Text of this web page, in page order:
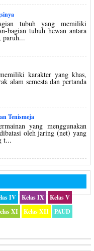
tubuh yang memiliki
bagian tubuh hewan antara
paruh...
karakter yang khas,
alam semesta dan pertanda
Tenismeja
yang menggunakan
oleh jaring (net) yang
t...
IV Kelas IX
Kelas V
XI Kelas XII
PAUD